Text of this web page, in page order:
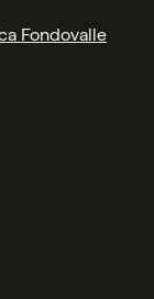
Fondovalle